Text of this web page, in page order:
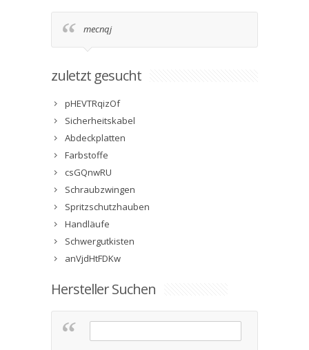
mecnqj
zuletzt gesucht
pHEVTRqizOf
Sicherheitskabel
Abdeckplatten
Farbstoffe
csGQnwRU
Schraubzwingen
Spritzschutzhauben
Handläufe
Schwergutkisten
anVjdHtFDKw
Hersteller Suchen